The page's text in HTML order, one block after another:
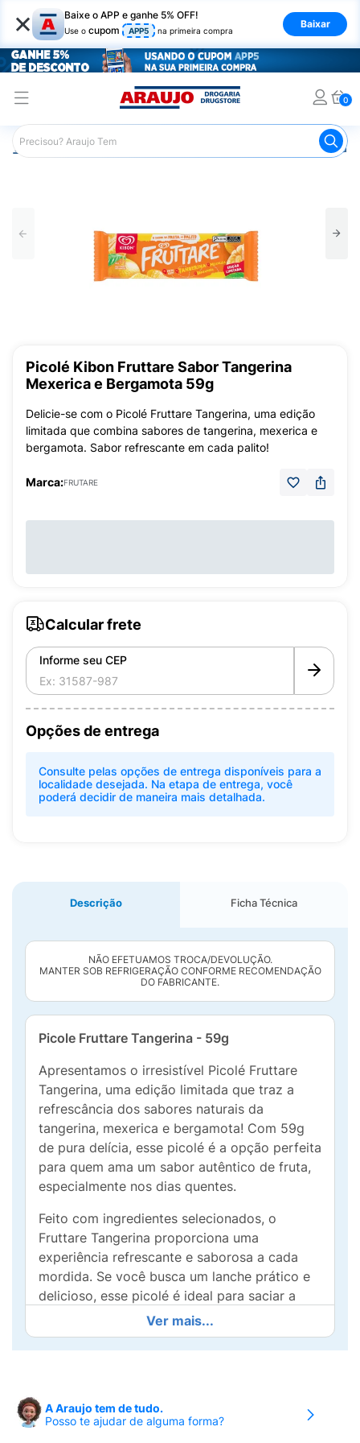
× Baixe o APP e ganhe 5% OFF!
Use o cupom APP5 na primeira compra
Baixar
0
Araujo Mercado Alimentos Congelados e de Geladeira
Picolé Kibon Fruttare Sabor Tangerina
Mexerica e Bergamota 59g
Delicie-se com o Picolé Fruttare Tangerina, uma edição
limitada que combina sabores de tangerina, mexerica e
bergamota. Sabor refrescante em cada palito!
Marca:FRUTARE
Calcular frete
Informe seu CEP
Opções de entrega
Consulte pelas opções de entrega disponíveis para a
localidade desejada. Na etapa de entrega, você
poderá decidir de maneira mais detalhada.
Descrição Ficha Técnica
NÃO EFETUAMOS TROCA/DEVOLUÇÃO.
MANTER SOB REFRIGERAÇÃO CONFORME RECOMENDAÇÃO
DO FABRICANTE.
Picole Fruttare Tangerina - 59g
Apresentamos o irresistível Picolé Fruttare
Tangerina, uma edição limitada que traz a
refrescância dos sabores naturais da
tangerina, mexerica e bergamota! Com 59g
de pura delícia, esse picolé é a opção perfeita
para quem ama um sabor autêntico de fruta,
especialmente nos dias quentes.
Feito com ingredientes selecionados, o
Fruttare Tangerina proporciona uma
experiência refrescante e saborosa a cada
mordida. Se você busca um lanche prático e
delicioso, esse picolé é ideal para saciar a
sede e o desejo por algo doce ao mesmo
tempo.
gostosa, seja na praia, no parque, ou até
mesmo em casa. Com seu formato prático, é
Ver mais...
A Araujo tem de tudo.
Posso te ajudar de alguma forma?